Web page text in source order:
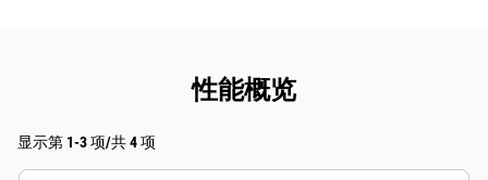
性能概览
显示第 1-3 项/共 4 项